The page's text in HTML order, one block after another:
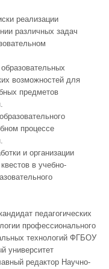
реализации
различных задач
возможностей для
предметов
процессе
и организации
в учебно-
педагогических
профессионального
технологий ФГБОУ
университет
редактор Научно-